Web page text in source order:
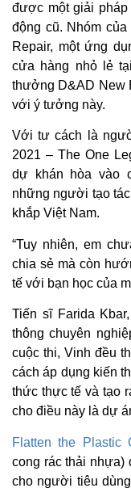
được một giải
động cũ. Nhóm
Repair, một ứng
cửa hàng nhỏ lẻ
thưởng D&AD New
với ý tưởng này.
Với tư cách là
2021 – The One
dự khán hòa vào
những người tạo
khắp Việt Nam.
“Tuy nhiên, em
chia sẻ mà còn
tế với bạn học của
Tiến sĩ Farida
thông chuyên
cuộc thi, Vinh đều
cách áp dụng kiến
thức thực tế và tạo
cho điều này là dự
Flatten the Plastic
cong rác thải nhựa)
cho người tiêu